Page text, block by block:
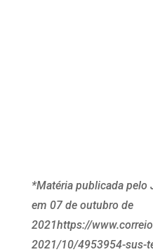
*Matéria publicada pelo
em 07 de outubro de
2021https://
2021/10/4953954-sus-